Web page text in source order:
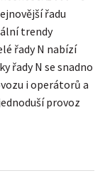
řadu
trendy
řady N nabízí
řady N se snadno
i operátorů a
provoz